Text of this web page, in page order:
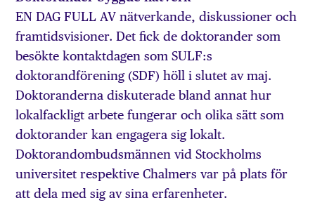
EN DAG FULL AV nätverkande, diskussioner och
framtidsvisioner. Det fick de doktorander som
besökte kontaktdagen som SULF:s
doktorandförening (SDF) höll i slutet av maj.
Doktoranderna diskuterade bland annat hur
lokalfackligt arbete fungerar och olika sätt som
doktorander kan engagera sig lokalt.
Doktorandombudsmännen vid Stockholms
universitet respektive Chalmers var på plats för
att dela med sig av sina erfarenheter.